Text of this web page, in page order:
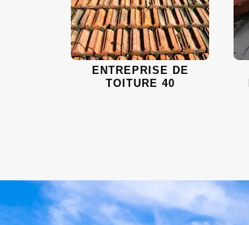
ENTREPRISE DE
TOITURE 40